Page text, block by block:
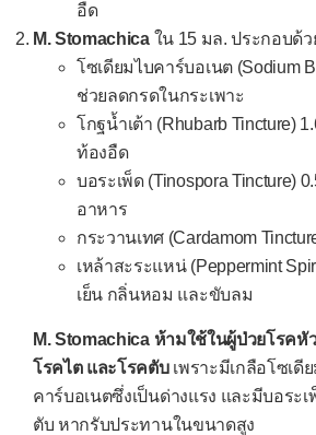
Fexofenadine
Hydroxyzine
Levocetirizine
Loratadine
Pseudoephedrine
Acetylcysteine (NAC)
Ambroxol
Bromhexine (Bisolvon®)
Carbocisteine
ยาแก้ไอน้ำดำ
อืด
M. Stomachicaใน 15 มล. ประกอบด้ว
โซเดียมไบคาร์บอเนต (Sodium
ช่วยลดกรดในกระเพาะ
โกฐน้ำเต้า (Rhubarb Tincture)
ท้องอืด
บอระเพ็ด (Tinospora Tincture)
อาหาร
กระวานเทศ (Cardamom
เหล้าสะระแหน่ (Peppermint
เย็น กลิ่นหอม และขับลม
M. Stomachica ห้ามใช้ในผู้ป่วยโรค
โรคไต และโรคตับเพราะมีเกลือโซเดี
คาร์บอเนตซึ่งเป็นด่างแรง และมีบอระ
ตับ หากรับประทานในขนาดสูง